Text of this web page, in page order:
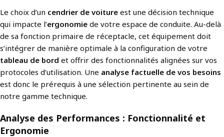
Le choix d’un cendrier de voiture est une décision technique
qui impacte l’ergonomie de votre espace de conduite. Au-delà
de sa fonction primaire de réceptacle, cet équipement doit
s’intégrer de manière optimale à la configuration de votre
tableau de bord et offrir des fonctionnalités alignées sur vos
protocoles d’utilisation. Une analyse factuelle de vos besoins
est donc le prérequis à une sélection pertinente au sein de
notre gamme technique.
Analyse des Performances : Fonctionnalité et
Ergonomie